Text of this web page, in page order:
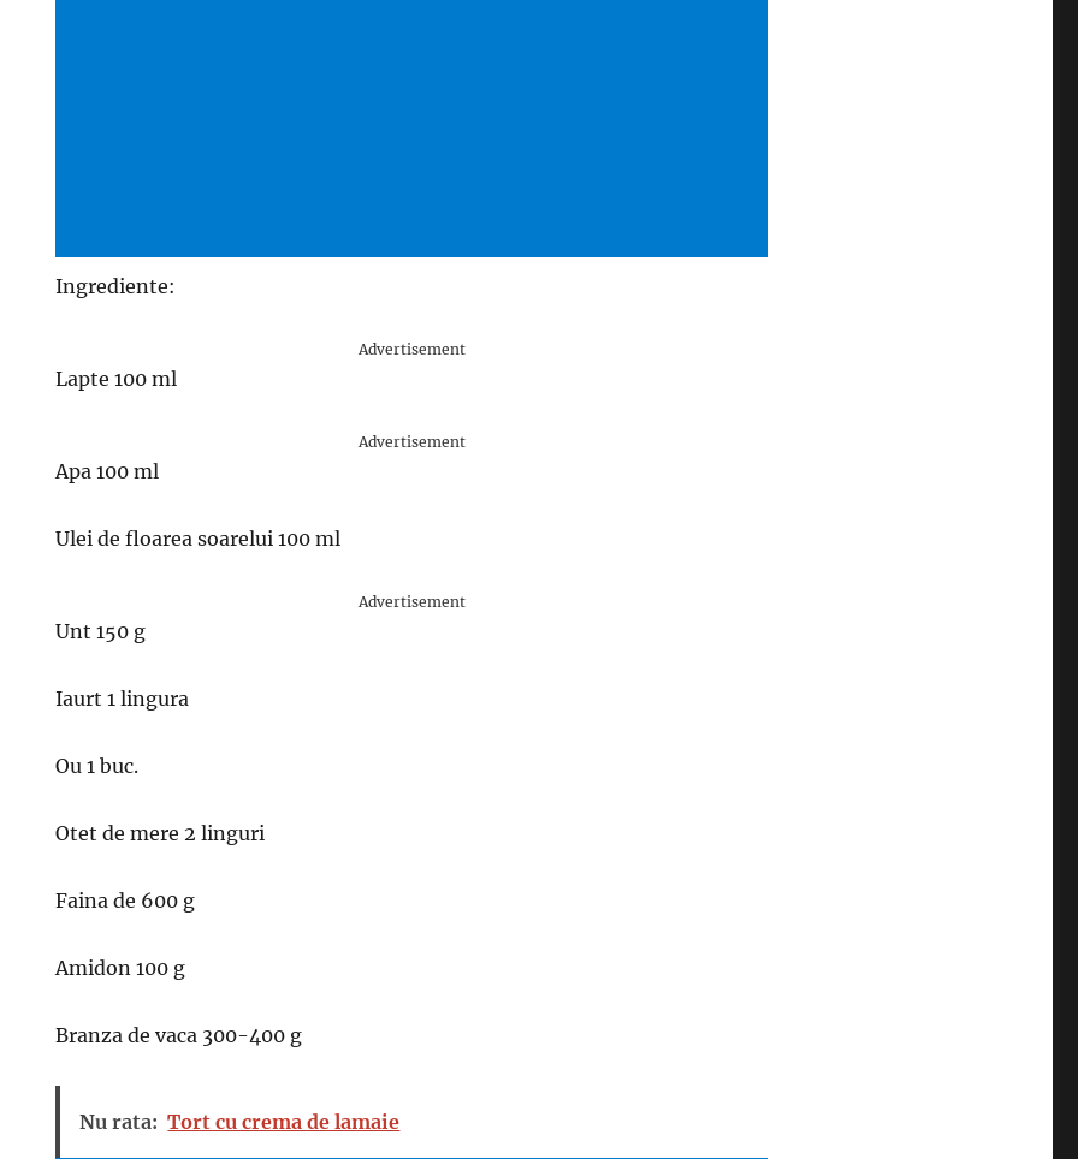
Ingrediente:
Advertisement
Lapte 100 ml
Advertisement
Apa 100 ml
Ulei de floarea soarelui 100 ml
Advertisement
Unt 150 g
Iaurt 1 lingura
Ou 1 buc.
Otet de mere 2 linguri
Faina de 600 g
Amidon 100 g
Branza de vaca 300-400 g
Nu rata: Tort cu crema de lamaie